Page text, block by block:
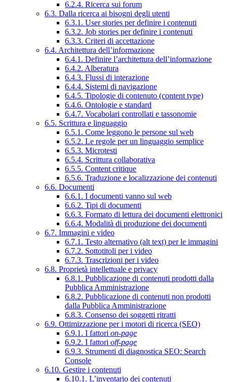
6.2.4. Ricerca sui forum
6.3. Dalla ricerca ai bisogni degli utenti
6.3.1. User stories per definire i contenuti
6.3.2. Job stories per definire i contenuti
6.3.3. Criteri di accettazione
6.4. Architettura dell’informazione
6.4.1. Definire l’architettura dell’informazione
6.4.2. Alberatura
6.4.3. Flussi di interazione
6.4.4. Sistemi di navigazione
6.4.5. Tipologie di contenuto (content type)
6.4.6. Ontologie e standard
6.4.7. Vocabolari controllati e tassonomie
6.5. Scrittura e linguaggio
6.5.1. Come leggono le persone sul web
6.5.2. Le regole per un linguaggio semplice
6.5.3. Microtesti
6.5.4. Scrittura collaborativa
6.5.5. Content critique
6.5.6. Traduzione e localizzazione dei contenuti
6.6. Documenti
6.6.1. I documenti vanno sul web
6.6.2. Tipi di documenti
6.6.3. Formato di lettura dei documenti elettronici
6.6.4. Modalità di produzione dei documenti
6.7. Immagini e video
6.7.1. Testo alternativo (alt text) per le immagini
6.7.2. Sottotitoli per i video
6.7.3. Trascrizioni per i video
6.8. Proprietà intellettuale e privacy
6.8.1. Pubblicazione di contenuti prodotti dalla
Pubblica Amministrazione
6.8.2. Pubblicazione di contenuti non prodotti
dalla Pubblica Amministrazione
6.8.3. Consenso dei soggetti ritratti
6.9. Ottimizzazione per i motori di ricerca (SEO)
6.9.1. I fattori on-page
6.9.2. I fattori off-page
6.9.3. Strumenti di diagnostica SEO: Search
Console
6.10. Gestire i contenuti
6.10.1. L’inventario dei contenuti